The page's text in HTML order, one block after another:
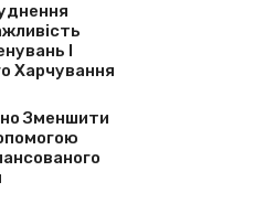
І
Харчування
Зменшити